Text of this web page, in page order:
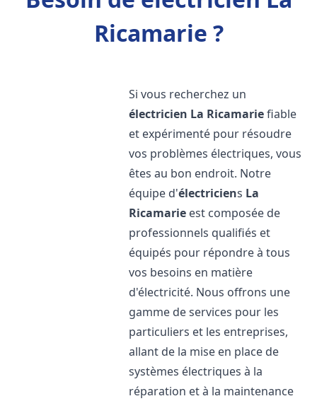
Ricamarie ?
Si vous recherchez un
électricien La Ricamariefiable
et expérimenté pour résoudre
vos problèmes électriques, vous
êtes au bon endroit. Notre
équipe d'électriciens La
Ricamarie est composée de
professionnels qualifiés et
équipés pour répondre à tous
vos besoins en matière
d'électricité. Nous offrons une
gamme de services pour les
particuliers et les entreprises,
allant de la mise en place de
systèmes électriques à la
réparation et à la maintenance